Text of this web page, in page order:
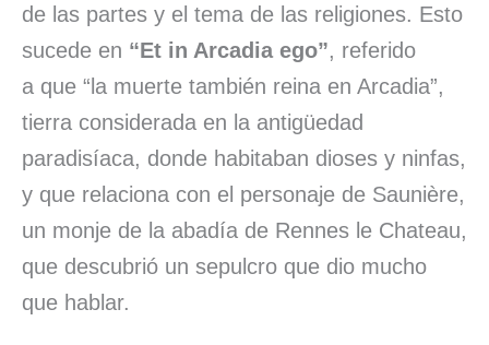
de las partes y el tema de las religiones. Esto
sucede en “Et in Arcadia ego”, referido
a que “la muerte también reina en Arcadia”,
tierra considerada en la antigüedad
paradisíaca, donde habitaban dioses y ninfas,
y que relaciona con el personaje de Saunière,
un monje de la abadía de Rennes le Chateau,
que descubrió un sepulcro que dio mucho
que hablar.